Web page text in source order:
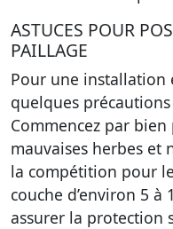
ASTUCES POUR
PAILLAGE
Pour une installation
quelques
Commencez par
mauvaises herbes et
la compétition pour
couche d’environ 5
assurer la protection